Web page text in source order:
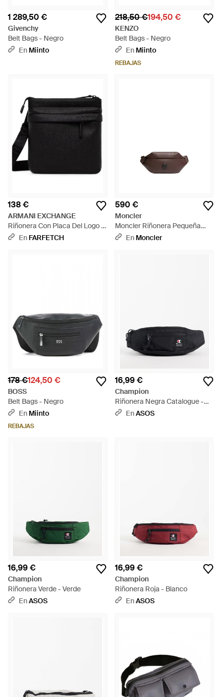
1 289,50 €
Givenchy
Belt Bags - Negro
En Miinto
218,50 €194,50 €
KENZO
Belt Bags - Negro
En Miinto
REBAJAS
138 €
ARMANI EXCHANGE
Riñonera Con Placa Del Logo Y
Efecto Texturizado - Negro
En FARFETCH
590 €
Moncler
Moncler Riñonera Pequeña
Durance, Hombre, Talla -
En Moncler
178 €124,50 €
BOSS
Belt Bags - Negro
En Miinto
REBAJAS
16,99 €
Champion
Riñonera Negra Catalogue -
Negro
EnASOS
16,99 €
Champion
Riñonera Verde - Verde
EnASOS
16,99 €
Champion
Riñonera Roja - Blanco
EnASOS